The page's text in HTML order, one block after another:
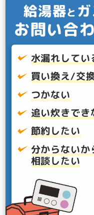
給湯器と
お問い合
水漏れしてい
買い換え/交
つかない
追い炊きでき
節約したい
分からないか
相談したい